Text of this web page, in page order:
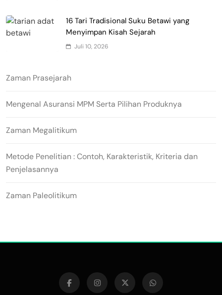
16 Tari Tradisional Suku Betawi yang
Menyimpan Kisah Sejarah
Juli 10, 2026
Zaman Prasejarah
Mengenal Asuransi MPM Serta Pilihan Produknya
Zaman Megalitikum
Metode Penelitian : Contoh, Karakteristik, Kriteria dan
Penjelasannya
Zaman Paleolitikum